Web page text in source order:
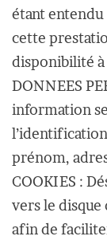
étant entendu
cette
disponibilité à
DONNEES
information
prénom,
COOKIES :
vers le disque
afin de